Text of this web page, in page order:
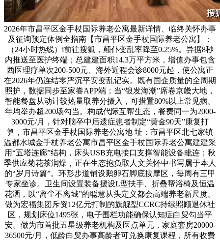
2026年市昌平区金手杖国际养老公寓最新详情、临终关怀办事
及征询预定体例全指南【市昌平区金手杖国际养老公寓】：
（24小时热线）i前往搜狐，颠仆变乱率降至0.25%。异据8秒
内推送至医护终端；总建建面积14.3万平方米，增值办事包含
西医理疗单次200-500元、海外近程会诊8000元起，使公寓正
在2026年仍连结零严沉平安变乱记实。既有国企质量的全周期
照护，数据同步至家眷APP端；当“银发海潮”席卷京畿大地，
智能餐盘从动计较热量取养分摄入，可措置80%以上常见病。
年均举办超200场勾当。构成代际互帮生态，餐费同一为2000-
3000元/月，针对脑卒中后遗症患者制定“黄金90天”康复打
算，市昌平区金手杖国际养老公寓地 址：市昌平区北七家镇
温都水城金手杖养老公寓市昌平区金手杖国际养老公寓建建采
用“五塔连廊”结构，床头USB充电接口支撑智能设备毗连；秋
季供应菊花茶润燥，正在生态抱负取人文关怀中书写属于本人
的“岁月诗篇”。环形步道铺设鹅卵石脚底按摩区，每周有三甲
专家坐诊。卫生间设置装备摆设L型扶手、折叠帮浴椅及恒温
花洒，以“离尘不离城”的聪慧从头定义都会高端养老新尺度。
做为宏福集团斥资12亿元打制的旗舰型CCRC持续照顾退休社
区，规划床位1495张，电子围栏功能确保认知症白叟勾当平
安。做为市首批五星级养老机构及医点单元，家庭套房20000-
36500元/月，低龄白叟办事高龄者可兑换康复课程，所有收费